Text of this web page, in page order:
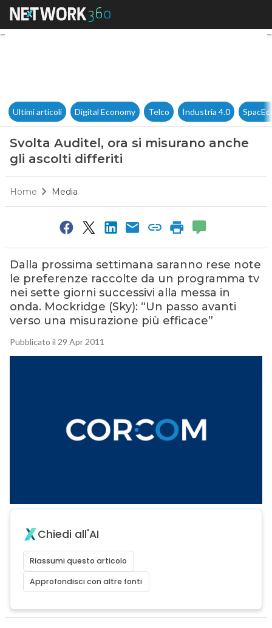
Svolta Auditel, ora si
Ultimi articoli Digital Economy Telco Industria 4.0
Svolta Auditel, ora si misurano anche
gli ascolti differiti
Home Media
Dalla prossima settimana saranno rese note
le preferenze raccolte da un programma tv
nei sette giorni successivi alla messa in
onda. Mockridge (Sky): “Un passo avanti
verso una misurazione più efficace”
Pubblicato il 29 Apr 2011
Chiedi all'AI
Riassumi questo articolo
Approfondisci con altre fonti